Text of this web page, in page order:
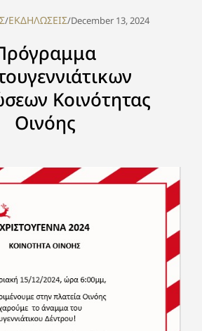
/ΕΚΔΗΛΩΣΕΙΣ/December 13, 2024
Κοινότητας
Οινόης